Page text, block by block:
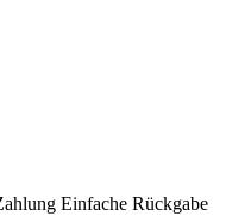
Einfache Rückgabe